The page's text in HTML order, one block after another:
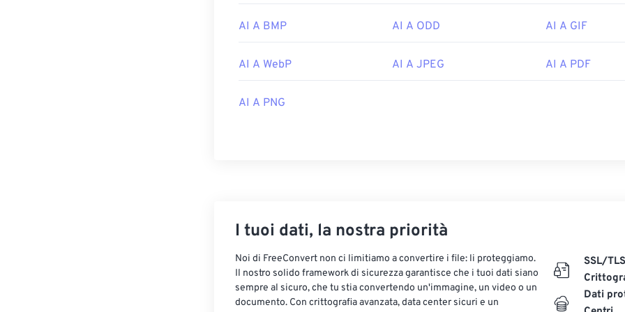
AI A BMP AI A ODD AI A GIF
AI A WebP AI A JPEG AI A PDF
AI A PNG
I tuoi dati, la nostra priorità
Noi di FreeConvert non ci limitiamo a convertire i file: li proteggiamo.
Il nostro solido framework di sicurezza garantisce che i tuoi dati siano
sempre al sicuro, che tu stia convertendo un'immagine, un video o un
documento. Con crittografia avanzata, data center sicuri e un
SSL/TLS
Dati